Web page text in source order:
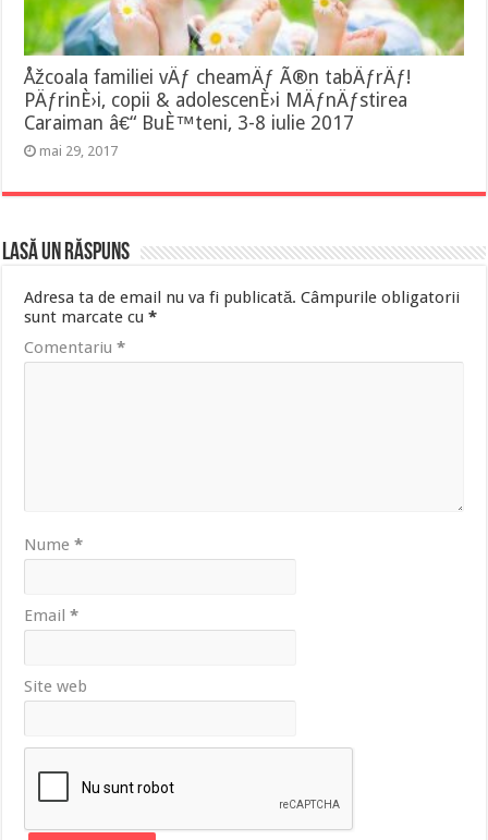
Åžcoala familiei vÄƒ cheamÄƒ Ã®n tabÄƒrÄƒ!
PÄƒrinÈ›i, copii & adolescenÈ›i MÄƒnÄƒstirea
Caraiman â€“ BuÈ™teni, 3-8 iulie 2017
mai 29, 2017
Lasă un răspuns
Adresa ta de email nu va fi publicată. Câmpurile obligatorii
sunt marcate cu*
Comentariu*
Nume*
Email*
Site web